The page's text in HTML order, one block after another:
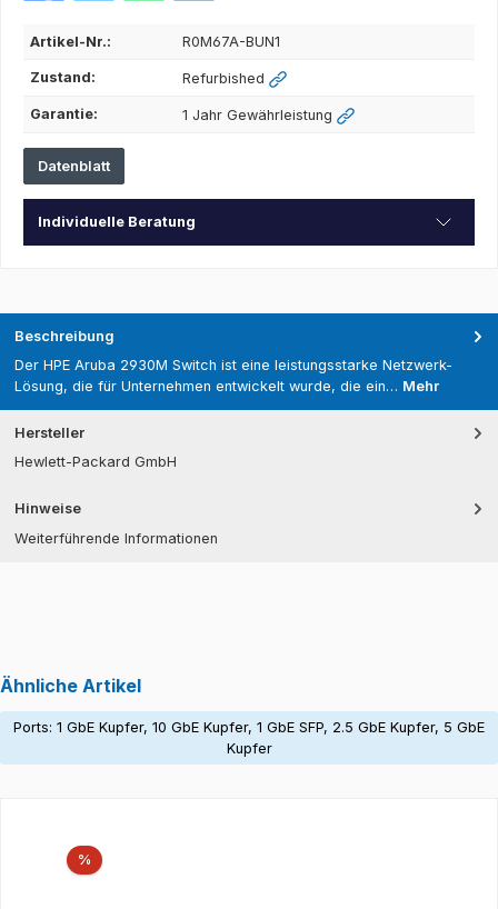
Artikel-Nr.: R0M67A-BUN1
Zustand: Refurbished
Garantie: 1 Jahr Gewährleistung
Datenblatt
Individuelle Beratung
Beschreibung
Der HPE Aruba 2930M Switch ist eine leistungsstarke Netzwerk-
Lösung, die für Unternehmen entwickelt wurde, die ein… Mehr
Hersteller
Hewlett-Packard GmbH
Hinweise
Weiterführende Informationen
Ähnliche Artikel
Ports: 1 GbE Kupfer, 10 GbE Kupfer, 1 GbE SFP, 2.5 GbE Kupfer, 5 GbE
Kupfer
%Rabatt